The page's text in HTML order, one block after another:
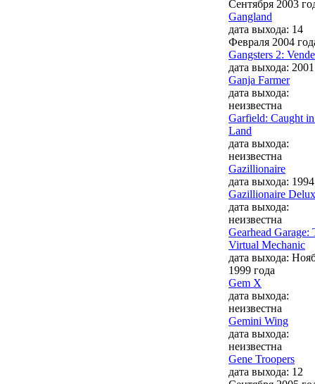
Сентября 2003
Gangland
дата выхода: 14
Февраля 2004
Gangsters 2:
дата выхода:
Ganja Farmer
дата выхода:
неизвестна
Garfield: Caught
Land
дата выхода:
неизвестна
Gazillionaire
дата выхода:
Gazillionaire
дата выхода:
неизвестна
Gearhead Garage:
Virtual Mechanic
дата выхода:
1999 года
Gem X
дата выхода:
неизвестна
Gemini Wing
дата выхода:
неизвестна
Gene Troopers
дата выхода: 12